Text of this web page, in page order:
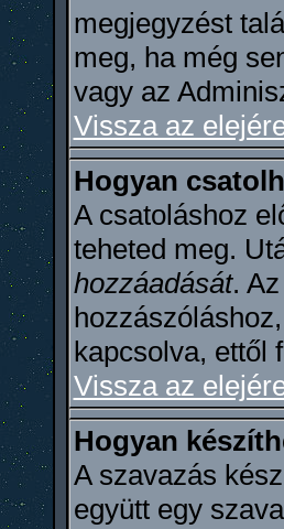
megjegyzést
meg, ha még
vagy az
Vissza az
Hogyan
A csatoláshoz
teheted meg.
hozzáadását.
kapcsolva, ettől
Vissza az
Hogyan
A szavazás
együtt egy